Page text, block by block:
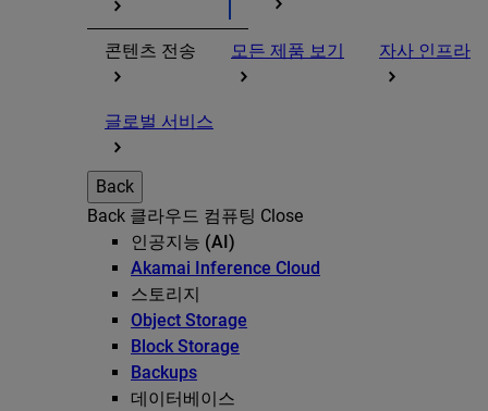
콘텐츠 전송 모든 제품 보기 자사 인프라
글로벌 서비스
Back
Back 클라우드 컴퓨팅 Close
인공지능 (AI)
Akamai Inference Cloud
스토리지
Object Storage
Block Storage
Backups
데이터베이스